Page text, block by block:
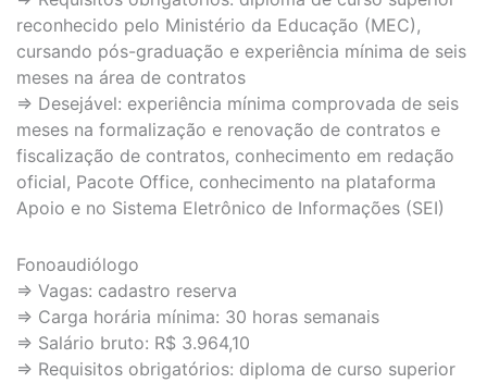
reconhecido pelo Ministério da Educação (MEC),
cursando pós-graduação e experiência mínima de seis
meses na área de contratos
⇒ Desejável: experiência mínima comprovada de seis
meses na formalização e renovação de contratos e
fiscalização de contratos, conhecimento em redação
oficial, Pacote Office, conhecimento na plataforma
Apoio e no Sistema Eletrônico de Informações (SEI)
Fonoaudiólogo
⇒ Vagas: cadastro reserva
⇒ Carga horária mínima: 30 horas semanais
⇒ Salário bruto: R$ 3.964,10
⇒ Requisitos obrigatórios: diploma de curso superior